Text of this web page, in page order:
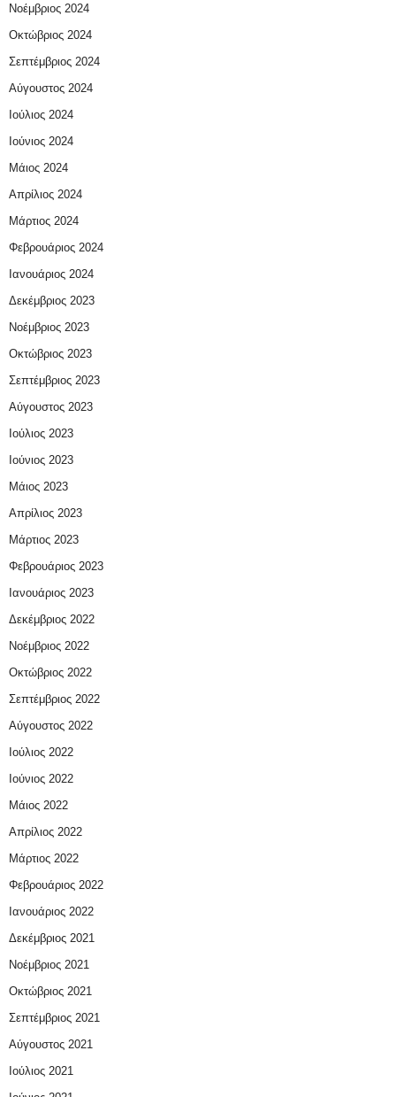
Νοέμβριος 2024
Οκτώβριος 2024
Σεπτέμβριος 2024
Αύγουστος 2024
Ιούλιος 2024
Ιούνιος 2024
Μάιος 2024
Απρίλιος 2024
Μάρτιος 2024
Φεβρουάριος 2024
Ιανουάριος 2024
Δεκέμβριος 2023
Νοέμβριος 2023
Οκτώβριος 2023
Σεπτέμβριος 2023
Αύγουστος 2023
Ιούλιος 2023
Ιούνιος 2023
Μάιος 2023
Απρίλιος 2023
Μάρτιος 2023
Φεβρουάριος 2023
Ιανουάριος 2023
Δεκέμβριος 2022
Νοέμβριος 2022
Οκτώβριος 2022
Σεπτέμβριος 2022
Αύγουστος 2022
Ιούλιος 2022
Ιούνιος 2022
Μάιος 2022
Απρίλιος 2022
Μάρτιος 2022
Φεβρουάριος 2022
Ιανουάριος 2022
Δεκέμβριος 2021
Νοέμβριος 2021
Οκτώβριος 2021
Σεπτέμβριος 2021
Αύγουστος 2021
Ιούλιος 2021